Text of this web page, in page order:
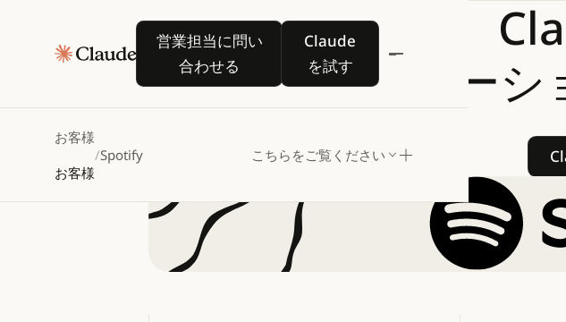
営業担当に問い
合わせる
営業担当に問い合わせる
Claude
を試す
Claude を試す
お客様
お客様
/Spotify こちらをご覧ください
Spotify、
でマイグレーシ